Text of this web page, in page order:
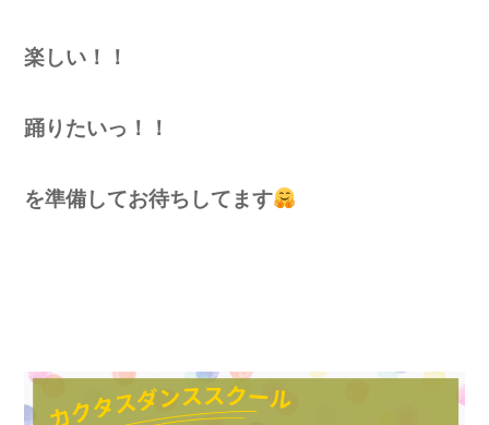
楽しい！！
踊りたいっ！！
を準備してお待ちしてます